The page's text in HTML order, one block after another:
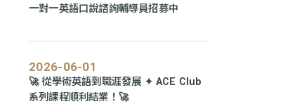
一對一英語口說諮詢輔導員招募中
2026-06-01
🚀 從學術英語到職涯發展 ✦ ACE Club
系列課程順利結業！🚀